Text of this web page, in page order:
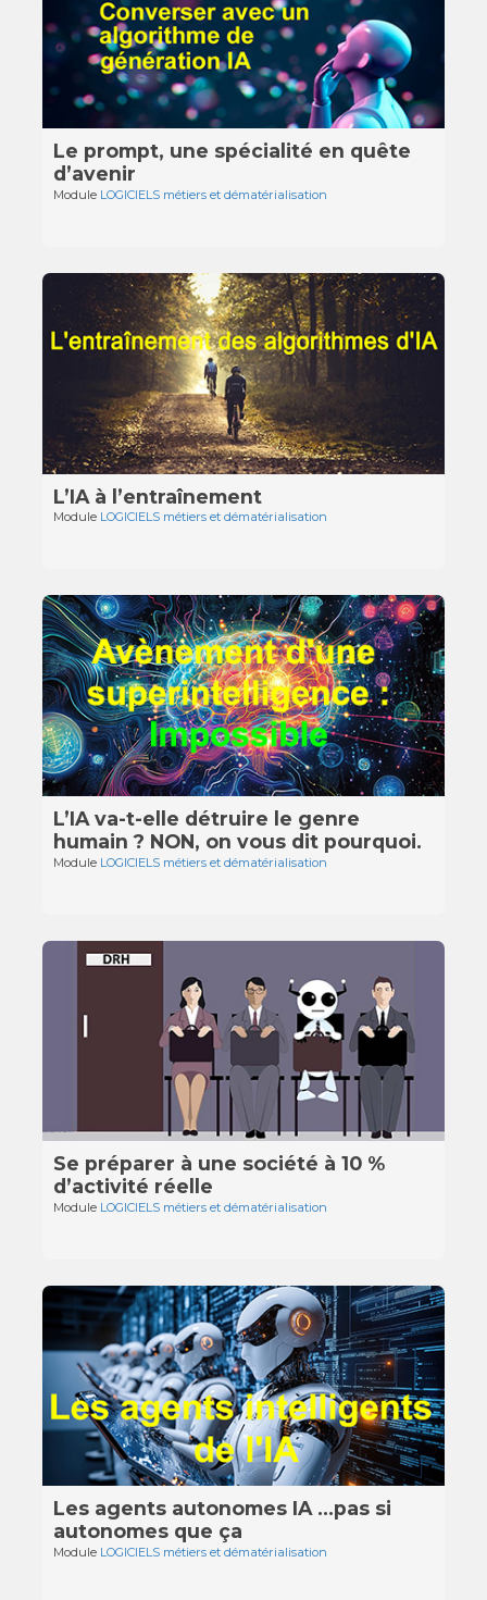
Le prompt, une spécialité en quête
d’avenir
Module LOGICIELS métiers et dématérialisation
L’IA à l’entraînement
Module LOGICIELS métiers et dématérialisation
L’IA va-t-elle détruire le genre
humain ? NON, on vous dit pourquoi.
Module LOGICIELS métiers et dématérialisation
Se préparer à une société à 10 %
d’activité réelle
Module LOGICIELS métiers et dématérialisation
Les agents autonomes IA …pas si
autonomes que ça
Module LOGICIELS métiers et dématérialisation